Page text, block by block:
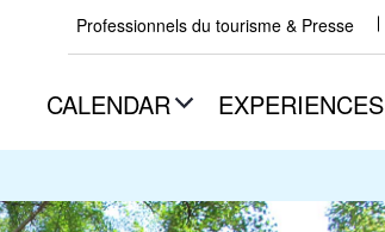
Professionnels du tourisme & Presse
CALENDAR EXPERIENCES